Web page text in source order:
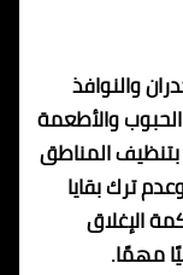
والنوافذ
والأطعمة
بتنظيف المناطق
ترك بقايا
الإغلاق
مهمًا.